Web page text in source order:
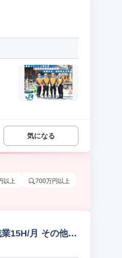
気になる
以上 700万円以上
15H/月 その他建